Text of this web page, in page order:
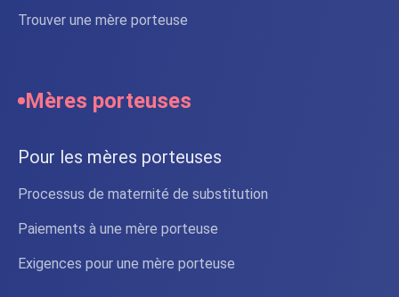
Trouver une mère porteuse
Mères porteuses
Pour les mères porteuses
Processus de maternité de substitution
Paiements à une mère porteuse
Exigences pour une mère porteuse